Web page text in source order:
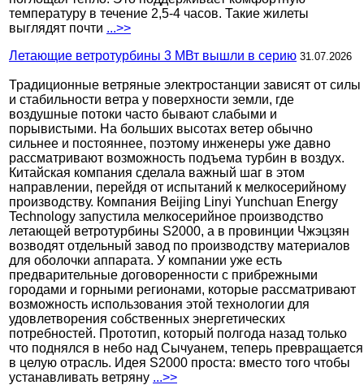
температуру в течение 2,5-4 часов. Такие жилеты
выглядят почти ...>>
Летающие ветротурбины 3 МВт вышли в серию 31.07.2026
Традиционные ветряные электростанции зависят от силы
и стабильности ветра у поверхности земли, где
воздушные потоки часто бывают слабыми и
порывистыми. На больших высотах ветер обычно
сильнее и постояннее, поэтому инженеры уже давно
рассматривают возможность подъема турбин в воздух.
Китайская компания сделала важный шаг в этом
направлении, перейдя от испытаний к мелкосерийному
производству. Компания Beijing Linyi Yunchuan Energy
Technology запустила мелкосерийное производство
летающей ветротурбины S2000, а в провинции Чжэцзян
возводят отдельный завод по производству материалов
для оболочки аппарата. У компании уже есть
предварительные договоренности с прибрежными
городами и горными регионами, которые рассматривают
возможность использования этой технологии для
удовлетворения собственных энергетических
потребностей. Прототип, который полгода назад только
что поднялся в небо над Сычуанем, теперь превращается
в целую отрасль. Идея S2000 проста: вместо того чтобы
устанавливать ветряну ...>>